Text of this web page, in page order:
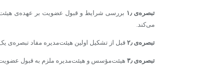
تبصره‌ی ۱٫
بررسی شرایط و قبول عضویت بر عهده‌ی
می‌کند.
تبصره‌‌ی ۲٫ قبل از تشکیل اولین هیئت‌مدیره مفاد تبصره‌ی یک ماده‌ی ۱۰ به‌عهده‌ی
تبصره‌‌ی ۳٫ هیئت‌مؤسس و هیئت‌مدیره ملزم به قبول